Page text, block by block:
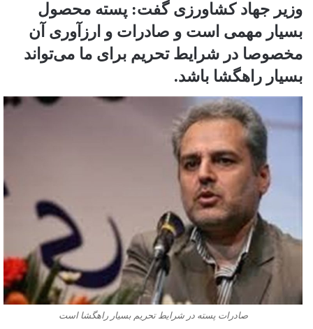
وزیر جهاد کشاورزی گفت: پسته محصول
بسیار مهمی است و صادرات و ارزآوری آن
مخصوصا در شرایط تحریم برای ما می‌تواند
بسیار راهگشا باشد.
صادرات پسته در شرایط تحریم بسیار راهگشا است